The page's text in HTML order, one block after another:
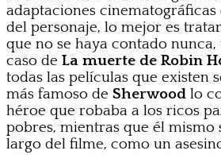
adaptaciones
del personaje, lo mejor es
que no se haya contado nunca,
caso de La muerte de Robin
todas las películas que existen
más famoso de Sherwood lo
héroe que robaba a los ricos
pobres, mientras que él mismo
largo del filme, como un